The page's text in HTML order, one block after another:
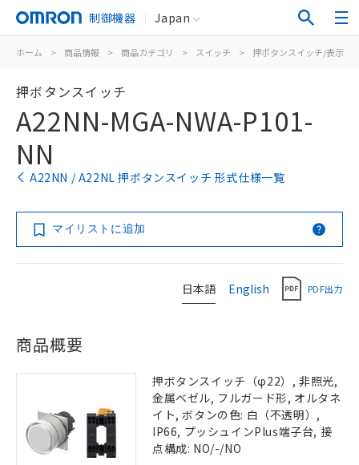
制御機器 Japan
ホーム > 商品情報 > 商品カテゴリ > スイッチ > 押ボタンスイッチ/表示灯
押ボタンスイッチ
A22NN-MGA-NWA-P101-
NN
A22NN / A22NL 押ボタンスイッチ 形式仕様一覧
マイリストに追加
日本語 English PDF出力
商品概要
押ボタンスイッチ（φ22）, 非照光,
金属ベゼル, フルガード形, オルタネ
イト, ボタンの色: 白（不透明）,
IP66, プッシュインPlus端子台, 接
点構成: NO/-/NO